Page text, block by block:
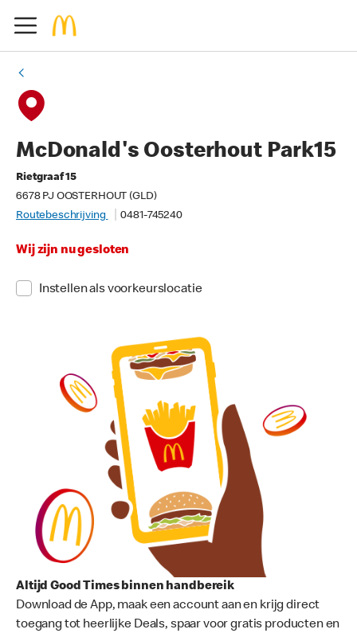
McDonald's Oosterhout Park15
Rietgraaf 15
6678 PJ OOSTERHOUT (GLD)
Routebeschrijving
0481-745240
Wij zijn nu gesloten
Instellen als voorkeurslocatie
Altijd Good Times binnen handbereik
Download de App, maak een account aan en krijg direct
toegang tot heerlijke Deals, spaar voor gratis producten en